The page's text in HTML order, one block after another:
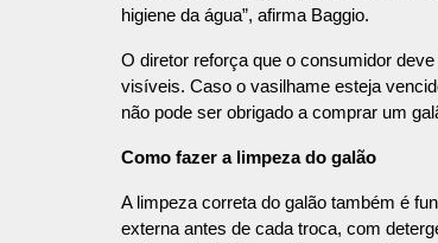
higiene da água”, afirma Baggio.
O diretor reforça que o consumidor
visíveis. Caso o vasilhame esteja
não pode ser obrigado a comprar um
Como fazer a limpeza do galão
A limpeza correta do galão também é
externa antes de cada troca, com